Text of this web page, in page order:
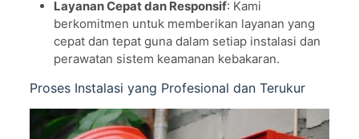
Layanan Cepat dan Responsif: Kami
berkomitmen untuk memberikan layanan yang
cepat dan tepat guna dalam setiap instalasi dan
perawatan sistem keamanan kebakaran.
Proses Instalasi yang Profesional dan Terukur